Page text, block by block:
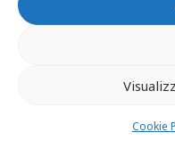
Cookie